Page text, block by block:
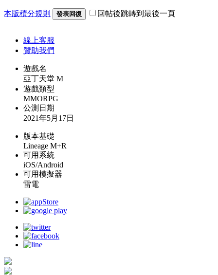
本版積分規則 發表回復 回帖後跳轉到最後一頁
線上客服
贊助我們
遊戲名
亞丁天堂 M
遊戲類型
MMORPG
公測日期
2021年5月17日
版本基礎
Lineage M+R
可用系統
iOS/Android
可用模擬器
雷電